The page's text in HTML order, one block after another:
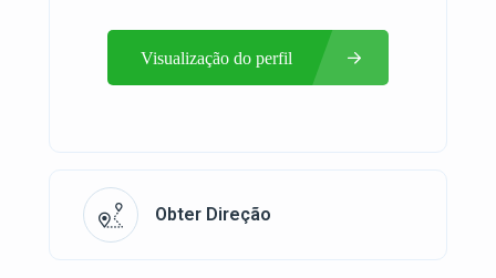
Visualização do perfil
Obter Direção